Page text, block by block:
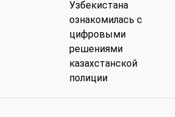
Узбекистана
ознакомилась с
цифровыми
решениями
казахстанской
полиции